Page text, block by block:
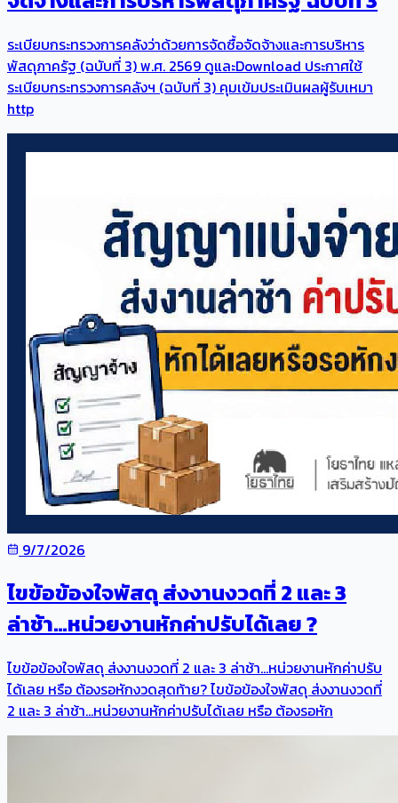
ระเบียบกระทรวงการคลังว่าด้วยการจัดซื้อจัดจ้างและการบริหาร
พัสดุภาครัฐ (ฉบับที่ 3) พ.ศ. 2569 ดูและDownload ประกาศใช้
ระเบียบกระทรวงการคลังฯ (ฉบับที่ 3) คุมเข้มประเมินผลผู้รับเหมา
http
9/7/2026
ไขข้อข้องใจพัสดุ ส่งงานงวดที่ 2 และ 3
ล่าช้า…หน่วยงานหักค่าปรับได้เลย ?
ไขข้อข้องใจพัสดุ ส่งงานงวดที่ 2 และ 3 ล่าช้า…หน่วยงานหักค่าปรับ
ได้เลย หรือ ต้องรอหักงวดสุดท้าย? ไขข้อข้องใจพัสดุ ส่งงานงวดที่
2 และ 3 ล่าช้า…หน่วยงานหักค่าปรับได้เลย หรือ ต้องรอหัก